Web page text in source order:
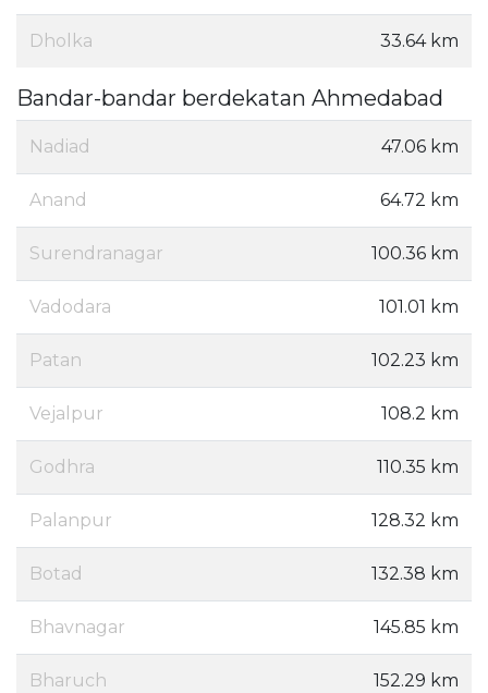
Dholka 33.64 km
Bandar-bandar berdekatan Ahmedabad
Nadiad 47.06 km
Anand 64.72 km
Surendranagar 100.36 km
Vadodara 101.01 km
Patan 102.23 km
Vejalpur 108.2 km
Godhra 110.35 km
Palanpur 128.32 km
Botad 132.38 km
Bhavnagar 145.85 km
Bharuch 152.29 km